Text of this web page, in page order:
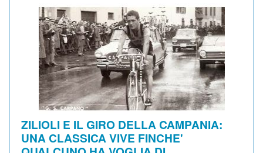
ZILIOLI E IL GIRO DELLA CAMPANIA:
UNA CLASSICA VIVE FINCHE'